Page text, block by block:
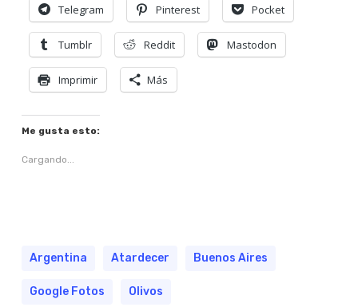
Telegram Pinterest Pocket
Tumblr Reddit Mastodon
Imprimir Más
Me gusta esto:
Cargando...
Argentina Atardecer Buenos Aires
Google Fotos Olivos